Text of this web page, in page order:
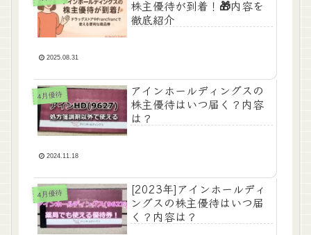
株主優待が到着！🎁内容を
徹底紹介
2025.08.31
4月優待
アインホールディングスの
株主優待はいつ届く？内容
は？
2024.11.18
4月優待
[2023年]アインホールディ
ングスの株主優待はいつ届
く？内容は？